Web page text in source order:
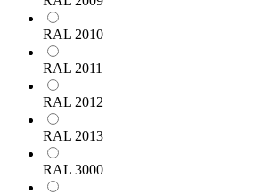
RAL 2010
RAL 2011
RAL 2012
RAL 2013
RAL 3000